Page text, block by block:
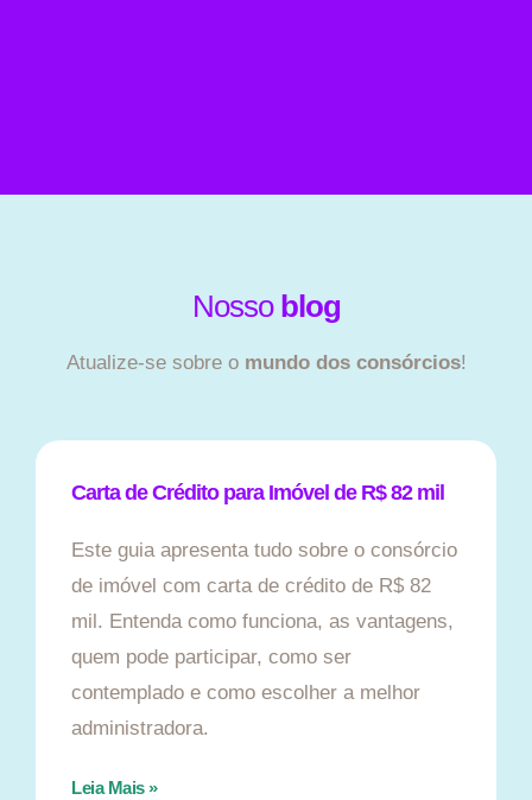
Nosso blog
Atualize-se sobre o mundo dos consórcios!
Carta de Crédito para Imóvel de R$ 82 mil
Este guia apresenta tudo sobre o consórcio
de imóvel com carta de crédito de R$ 82
mil. Entenda como funciona, as vantagens,
quem pode participar, como ser
contemplado e como escolher a melhor
administradora.
Leia Mais »